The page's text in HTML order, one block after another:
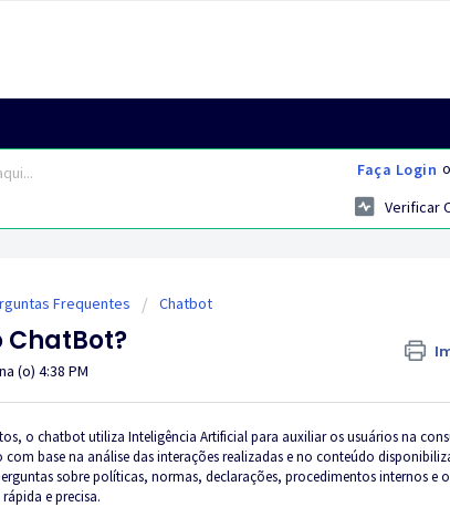
Faça Login
Verificar
Frequentes Chatbot
ChatBot?
(o) 4:38 PM
o chatbot utiliza Inteligência Artificial para auxiliar os usuários na
base na análise das interações realizadas e no conteúdo
sobre políticas, normas, declarações, procedimentos internos e
e precisa.